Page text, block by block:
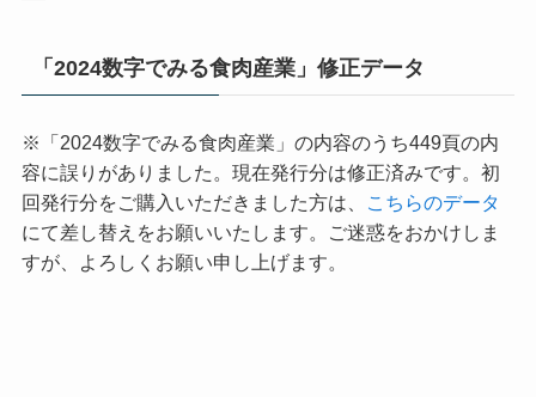
「2024数字でみる食肉産業」修正データ
※「2024数字でみる食肉産業」の内容のうち449頁の内
容に誤りがありました。現在発行分は修正済みです。初
回発行分をご購入いただきました方は、
こちらのデータ
にて差し替えをお願いいたします。ご迷惑をおかけしま
すが、よろしくお願い申し上げます。